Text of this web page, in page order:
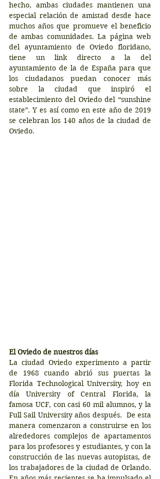
hecho, ambas ciudades mantienen una
especial relación de amistad desde hace
muchos años que promueve el beneficio
de ambas comunidades. La página web
del ayuntamiento de Oviedo floridano,
tiene un link directo a la del
ayuntamiento de la de España para que
los ciudadanos puedan conocer más
sobre la ciudad que inspiró el
establecimiento del Oviedo del “sunshine
state”. Y es así como en este año de 2019
se celebran los 140 años de la ciudad de
Oviedo.
El Oviedo de nuestros días
La ciudad Oviedo experimento a partir
de 1968 cuando abrió sus puertas la
Florida Technological University, hoy en
día University of Central Florida, la
famosa UCF, con casi 60 mil alumnos, y la
Full Sail University años después.  De esta
manera comenzaron a construirse en los
alrededores complejos de apartamentos
para los profesores y estudiantes, y con la
construcción de las nuevas autopistas, de
los trabajadores de la ciudad de Orlando.